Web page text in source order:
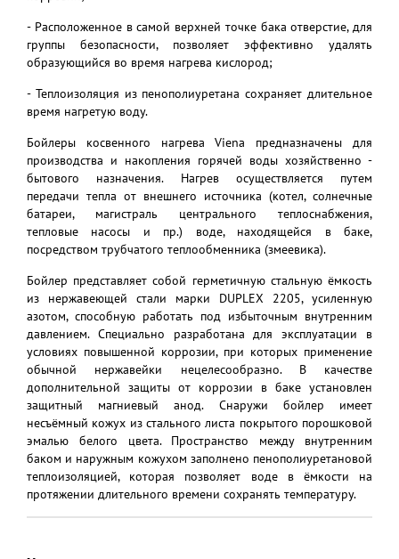
- Расположенное в самой верхней точке бака отверстие, для
группы безопасности, позволяет эффективно удалять
образующийся во время нагрева кислород;
- Теплоизоляция из пенополиуретана сохраняет длительное
время нагретую воду.
Бойлеры косвенного нагрева Viena предназначены для
производства и накопления горячей воды хозяйственно -
бытового назначения. Нагрев осуществляется путем
передачи тепла от внешнего источника (котел, солнечные
батареи, магистраль центрального теплоснабжения,
тепловые насосы и пр.) воде, находящейся в баке,
посредством трубчатого теплообменника (змеевика).
Бойлер представляет собой герметичную стальную ёмкость
из нержавеющей стали марки DUPLEX 2205, усиленную
азотом, способную работать под избыточным внутренним
давлением. Специально разработана для эксплуатации в
условиях повышенной коррозии, при которых применение
обычной нержавейки нецелесообразно. В качестве
дополнительной защиты от коррозии в баке установлен
защитный магниевый анод. Снаружи бойлер имеет
несъёмный кожух из стального листа покрытого порошковой
эмалью белого цвета. Пространство между внутренним
баком и наружным кожухом заполнено пенополиуретановой
теплоизоляцией, которая позволяет воде в ёмкости на
протяжении длительного времени сохранять температуру.